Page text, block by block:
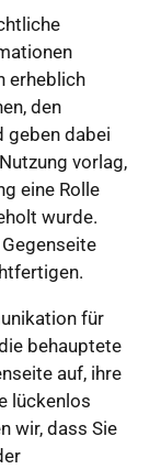
erheblich
den
geben dabei
vorlag,
eine Rolle
wurde.
für
behauptete
auf, ihre
lückenlos
wir, dass Sie